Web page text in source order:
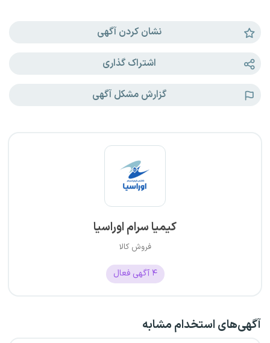
نشان کردن آگهی
اشتراک گذاری
گزارش مشکل آگهی
کیمیا سرام اوراسیا
فروش کالا
۴ آگهی فعال
آگهی‌های استخدام مشابه